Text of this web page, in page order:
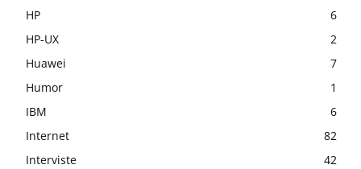
HP
6
HP-UX
2
Huawei
7
Humor
1
IBM
6
Internet
82
Interviste
42